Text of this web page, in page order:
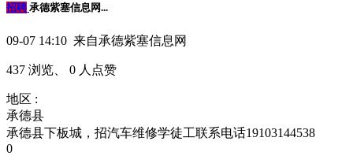
招聘 承德紫塞信息网...
09-07 14:10 来自承德紫塞信息网
437 浏览、 0 人点赞
地区 :
承德县
承德县下板城，招汽车维修学徒工联系电话19103144538
0